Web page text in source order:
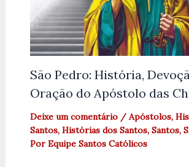
São Pedro: História,
Oração do Apóstolo das
Deixe um comentário / Apóstolos,
Santos, Histórias dos Santos, Santos,
Por Equipe Santos Católicos